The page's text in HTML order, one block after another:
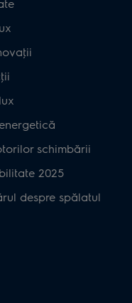
schimbării
2025
despre spălatul